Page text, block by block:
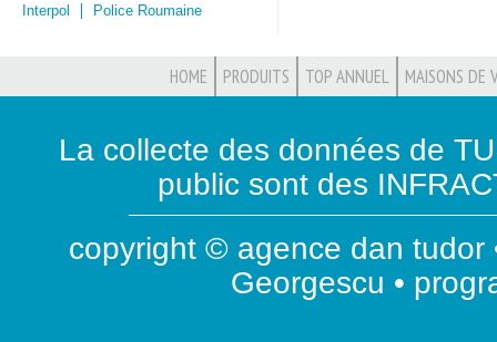
Interpol Police Roumaine
HOME PRODUITS TOP ANNUEL MAISONS DE
La collecte des données de
public sont des
copyright © agence dan tudor
Georgescu •